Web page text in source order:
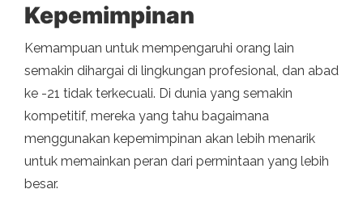
Kepemimpinan
Kemampuan untuk mempengaruhi orang lain
semakin dihargai di lingkungan profesional, dan abad
ke -21 tidak terkecuali. Di dunia yang semakin
kompetitif, mereka yang tahu bagaimana
menggunakan kepemimpinan akan lebih menarik
untuk memainkan peran dari permintaan yang lebih
besar.